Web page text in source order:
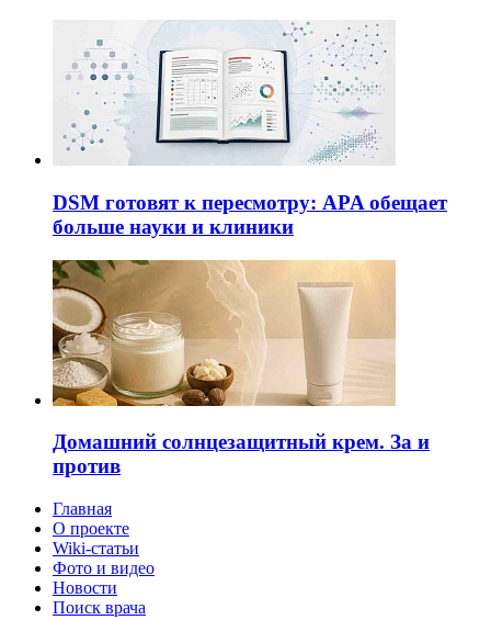
DSM готовят к пересмотру: APA обещает
больше науки и клиники
Домашний солнцезащитный крем. За и
против
Главная
О проекте
Wiki-статьи
Фото и видео
Новости
Поиск врача